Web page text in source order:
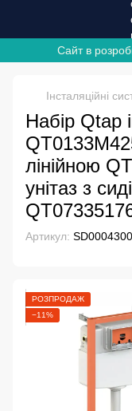
Сайт в
Інсталяційні
Набір Qtap
лінійною
унітаз з
Артикул:
РОЗПРОДАЖ
−11%